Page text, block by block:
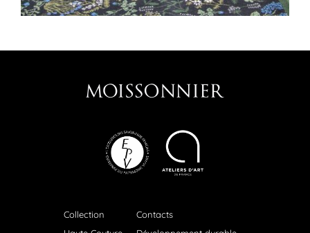
Collection
Contacts